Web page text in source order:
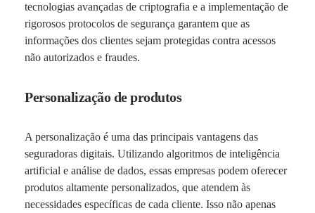
tecnologias avançadas de criptografia e a implementação de
rigorosos protocolos de segurança garantem que as
informações dos clientes sejam protegidas contra acessos
não autorizados e fraudes.
Personalização de produtos
A personalização é uma das principais vantagens das
seguradoras digitais. Utilizando algoritmos de inteligência
artificial e análise de dados, essas empresas podem oferecer
produtos altamente personalizados, que atendem às
necessidades específicas de cada cliente. Isso não apenas